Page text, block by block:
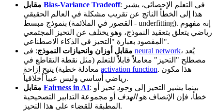
Bias-Variance Tradeoff: في التعلم الإحصائي، يشير
هذا إلى الخطأ الناتج عن تقريب مشكلة في العالم الحقيقي
بنموذج مبسط (القصور في الملائمة - underfitting). إنه مفهوم
رياضي يتعلق بتعقيد النموذج، وهو يختلف عن التحيز المجتمعي
المقصود بعبارة "التحيز في الذكاء الاصطناعي".
مقابل أوزان وانحيازات النموذج neural network، يُعد
مصطلح "التحيز" معاملاً قابلاً للتعلم (مثل نقطة التقاطع في
activation function. هذا مكون
رياضي أساسي وليس عيباً أخلاقياً.
Fairness in AI : بينما يشير التحيز إلى وجود تحيز أو
خطأ، فإن الإنصاف هوالهدف أو مجموعة التدابير التصحيحية
المطبقة للقضاء على هذا التحيز.